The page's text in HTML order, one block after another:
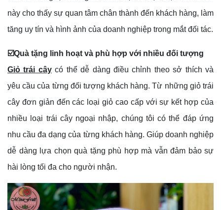
này cho thấy sự quan tâm chân thành đến khách hàng, làm
tăng uy tín và hình ảnh của doanh nghiệp trong mắt đối tác.
☑️Quà tặng linh hoạt và phù hợp với nhiều đối tượng
Giỏ trái câycó thể dễ dàng điều chỉnh theo sở thích và
yêu cầu của từng đối tượng khách hàng. Từ những giỏ trái
cây đơn giản đến các loại giỏ cao cấp với sự kết hợp của
nhiều loại trái cây ngoại nhập, chúng tôi có thể đáp ứng
nhu cầu đa dạng của từng khách hàng. Giúp doanh nghiệp
dễ dàng lựa chọn quà tặng phù hợp mà vẫn đảm bảo sự
hài lòng tối đa cho người nhận.